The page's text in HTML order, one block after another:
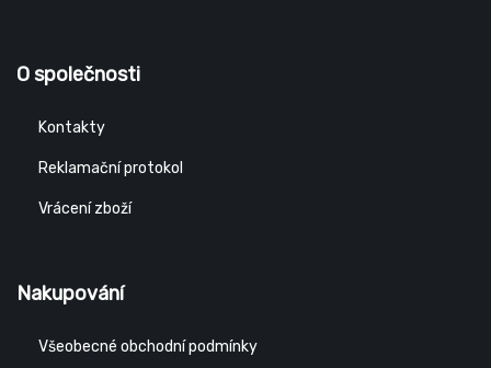
O společnosti
Kontakty
Reklamační protokol
Vrácení zboží
Nakupování
Všeobecné obchodní podmínky